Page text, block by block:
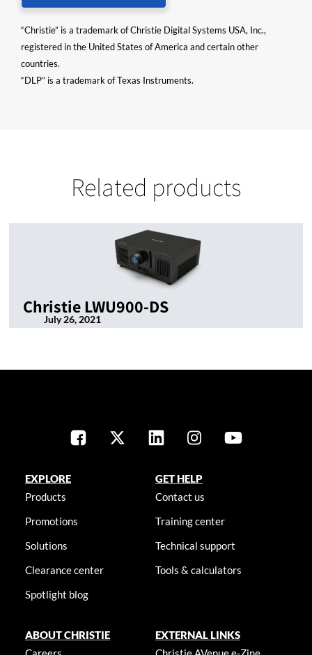
“Christie” is a trademark of Christie Digital Systems USA, Inc.,
registered in the United States of America and certain other
countries.
“DLP” is a trademark of Texas Instruments.
Related products
Christie LWU900-DS
July 26, 2021
EXPLORE
Products
Promotions
Solutions
Clearance center
Spotlight blog
GET HELP
Contact us
Training center
Technical support
Tools & calculators
ABOUT CHRISTIE
EXTERNAL LINKS